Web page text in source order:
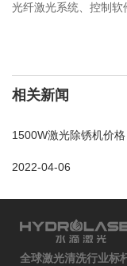
光纤激光系统、控制软
相关新闻
1500W激光除锈机价格
2022-04-06
全球激光清洗行业标